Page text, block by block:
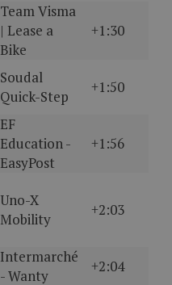
Team Visma
| Lease a
Bike
+1:30
Soudal
Quick-Step
+1:50
EF
Education -
EasyPost
+1:56
Uno-X
Mobility
+2:03
Intermarché
- Wanty
+2:04